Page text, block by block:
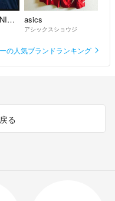
Jordan Brand（NIKE） asics
アシックスショウジ
の人気ブランドランキング
る